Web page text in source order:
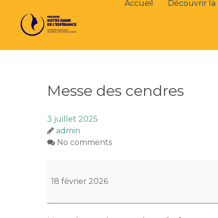
Accueil Découvrir la
Messe des cendres
3 juillet 2025
admin
No comments
des
18 février 2026